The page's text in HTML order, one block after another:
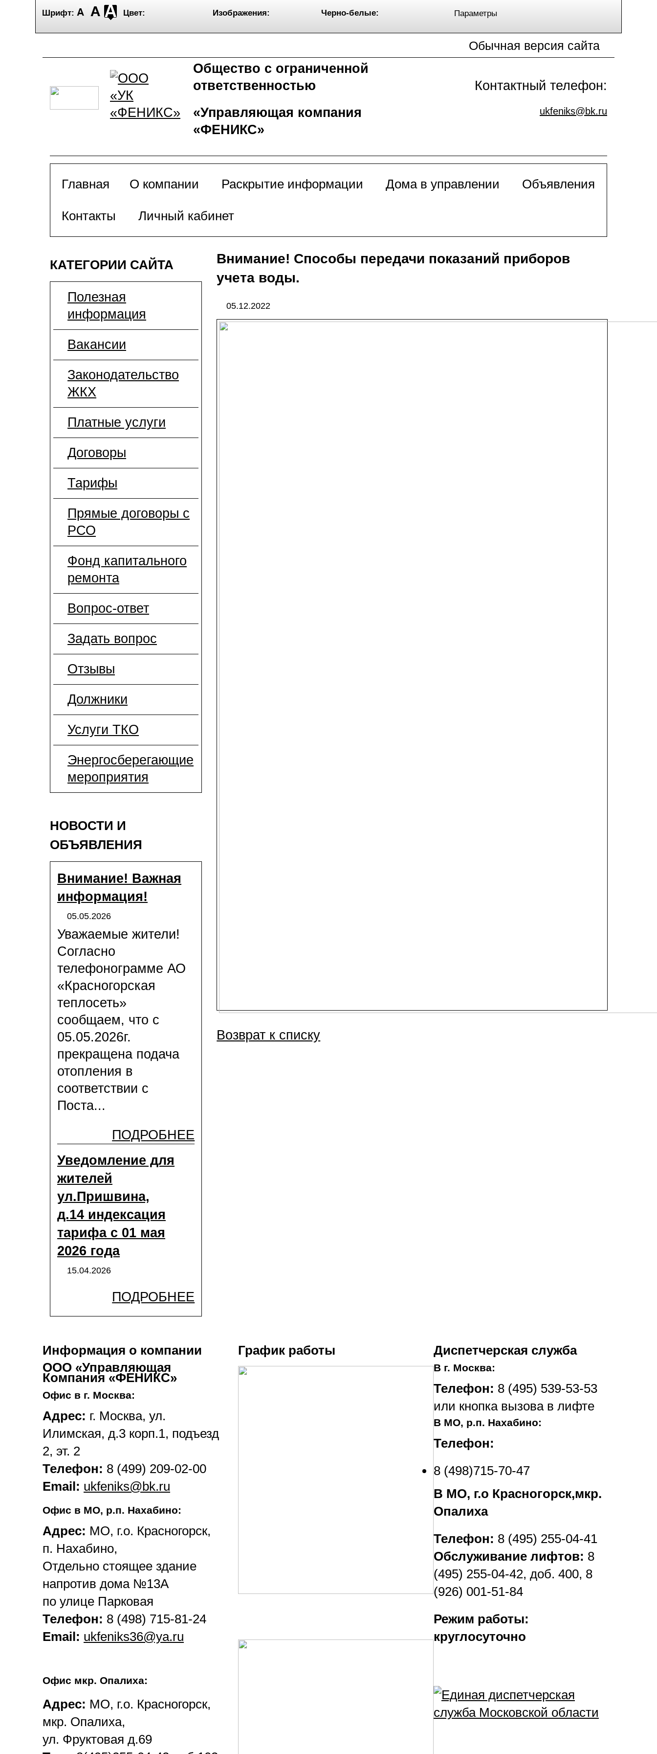
Шрифт: Цвет: Изображения: Черно-белые: Параметры
Обычная версия сайта
Общество с ограниченной
ответственностью
«Управляющая компания
«ФЕНИКС»
Контактный телефон:
ukfeniks@bk.ru
Главная О компании Раскрытие информации Дома в управлении Объявления
Контакты Личный кабинет
КАТЕГОРИИ САЙТА
Полезная
информация
Вакансии
Законодательство
ЖКХ
Платные услуги
Договоры
Тарифы
Прямые договоры с
РСО
Фонд капитального
ремонта
Вопрос-ответ
Задать вопрос
Отзывы
Должники
Услуги ТКО
Энергосберегающие
мероприятия
НОВОСТИ И
ОБЪЯВЛЕНИЯ
Внимание! Важная
информация!
05.05.2026
Уважаемые жители!
Согласно
телефонограмме АО
«Красногорская
теплосеть»
сообщаем, что с
05.05.2026г.
прекращена подача
отопления в
соответствии с
Поста...
ПОДРОБНЕЕ
Уведомление для
жителей
ул.Пришвина,
д.14 индексация
тарифа с 01 мая
2026 года
15.04.2026
ПОДРОБНЕЕ
Внимание! Способы передачи показаний приборов
учета воды.
05.12.2022
Возврат к списку
Информация о компании
ООО «Управляющая
Компания «ФЕНИКС»
Офис в г. Москва:
Адрес: г. Москва, ул.
Илимская, д.3 корп.1, подъезд
2, эт. 2
Телефон: 8 (499) 209-02-00
Email: ukfeniks@bk.ru
Офис в МО, р.п. Нахабино:
Адрес: МО, г.о. Красногорск,
п. Нахабино,
Отдельно стоящее здание
напротив дома №13А
по улице Парковая
Телефон: 8 (498) 715-81-24
Email: ukfeniks36@ya.ru
Офис мкр. Опалиха:
Адрес: МО, г.о. Красногорск,
мкр. Опалиха,
ул. Фруктовая д.69
График работы Диспетчерская служба
В г. Москва:
Телефон: 8 (495) 539-53-53
или кнопка вызова в лифте
В МО, р.п. Нахабино:
Телефон:
8 (498)715-70-47
В МО, г.о Красногорск,мкр.
Опалиха
Телефон: 8 (495) 255-04-41
Обслуживание лифтов: 8
(495) 255-04-42, доб. 400, 8
(926) 001-51-84
Режим работы:
круглосуточно